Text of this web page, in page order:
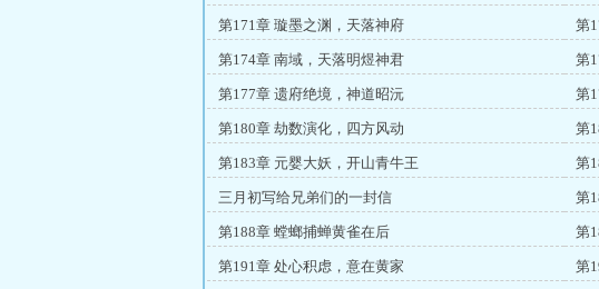
第171章 璇墨之渊，天落神府 第
第174章 南域，天落明煜神君 第
第177章 遗府绝境，神道昭沅 第
第180章 劫数演化，四方风动 第
第183章 元婴大妖，开山青牛王 第
三月初写给兄弟们的一封信 第
第188章 螳螂捕蝉黄雀在后 第
第191章 处心积虑，意在黄家 第